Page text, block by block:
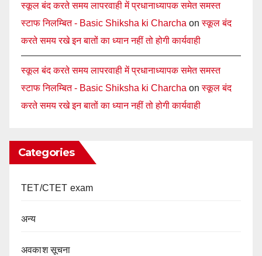
स्कूल बंद करते समय लापरवाही में प्रधानाध्यापक समेत समस्त
स्टाफ निलम्बित - Basic Shiksha ki Charcha onस्कूल बंद
करते समय रखे इन बातों का ध्यान नहीं तो होगी कार्यवाही
स्कूल बंद करते समय लापरवाही में प्रधानाध्यापक समेत समस्त
स्टाफ निलम्बित - Basic Shiksha ki Charcha onस्कूल बंद
करते समय रखे इन बातों का ध्यान नहीं तो होगी कार्यवाही
Categories
TET/CTET exam
अन्य
अवकाश सूचना